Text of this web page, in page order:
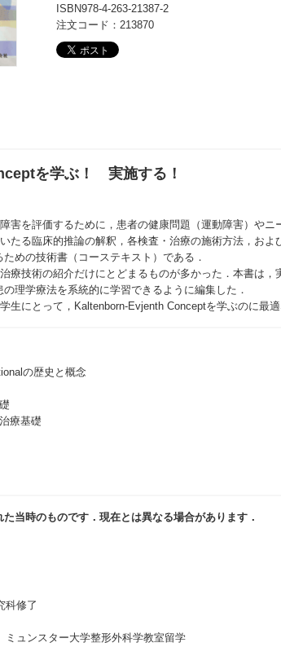
ISBN978-4-263-21387-2
注文コード：213870
を学ぶ！ 実施する！
害を評価するために，患者の健康問題（運動障害）や
たる臨床的推論の解釈，各検査・治療の施術方法，お
めの技術書（コーステキスト）である．
療技術の紹介だけにとどまるものが多かった．本書は
理学療法を系統的に学習できるように編集した．
生にとって，Kaltenborn-Evjenth Conceptを学ぶのに最適
の歴史と概念
療基礎
当時のものです．現在とは異なる場合があります．
修了
ュンスター大学整形外科学教室留学